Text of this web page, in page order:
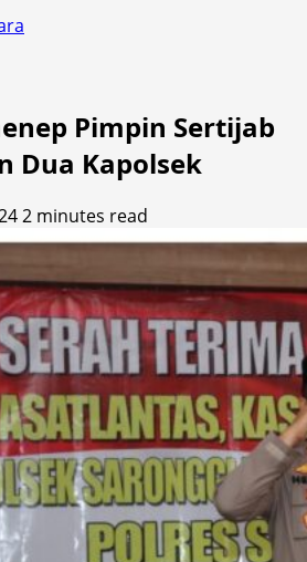
Pimpin Sertijab
Dua Kapolsek
2 minutes read